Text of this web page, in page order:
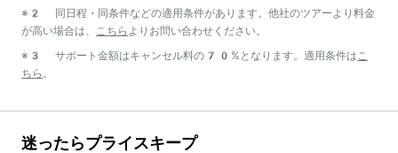
※2 同日程・同条件などの適用条件があります。他社のツアーより料金
が高い場合は、
こちら よりお問い合わせください。
※3 サポート金額はキャンセル料の70%となります。適用条件は こ
ちら 。
迷ったらプライスキープ